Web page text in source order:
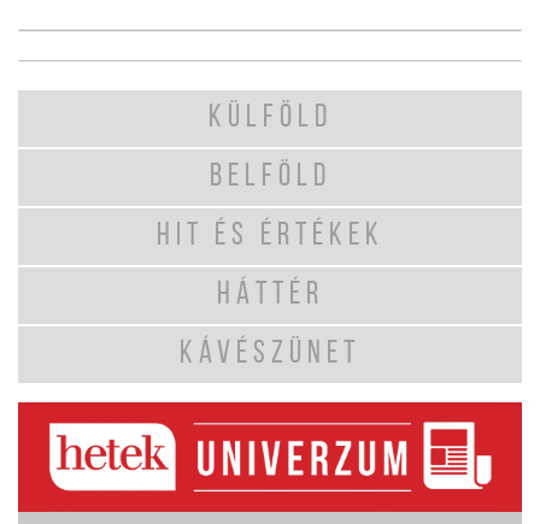
KÜLFÖLD
BELFÖLD
HIT ÉS ÉRTÉKEK
HÁTTÉR
KÁVÉSZÜNET